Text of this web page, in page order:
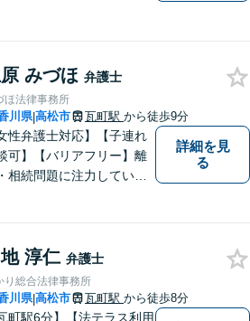
心がけています。早期解
ため、まずはお気軽にご
ください。
みづほ 弁護士
ほ法律事務所
川県|高松市 瓦町駅 から徒歩9分
性弁護士対応】【子連れ
可】【バリアフリー】離
相続問題に注力していま
詳細を見
る
淳仁 弁護士
り総合法律事務所
川県|高松市 瓦町駅 から徒歩8分
町駅6分】【法テラス利用